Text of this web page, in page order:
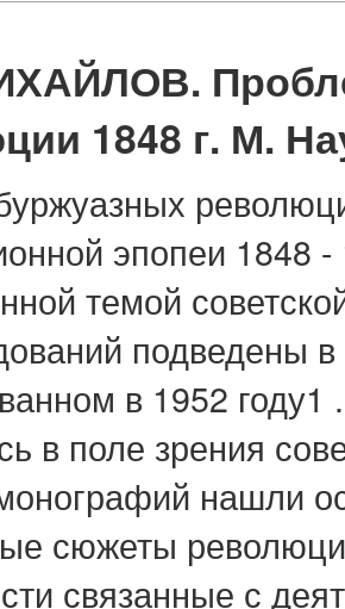
1848 г. М.
эпопеи 1848 -
темой
подведены
в 1952 году1
в поле зрения
нашли
сюжеты
связанные с